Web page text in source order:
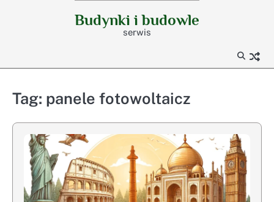
Budynki i budowle
serwis
Tag: panele fotowoltaicz